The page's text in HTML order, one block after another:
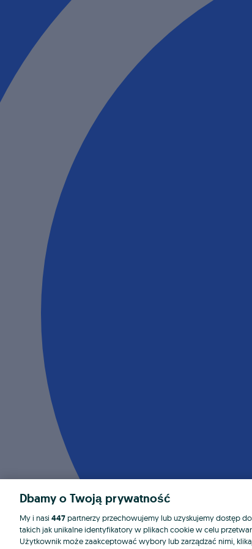
Dbamy o Twoją prywatność
My i nasi 447partnerzy przechowujemy lub uzyskujemy dostęp
takich jak unikalne identyfikatory w plikach cookie w celu
Użytkownik może zaakceptować wybory lub zarządzać nimi,